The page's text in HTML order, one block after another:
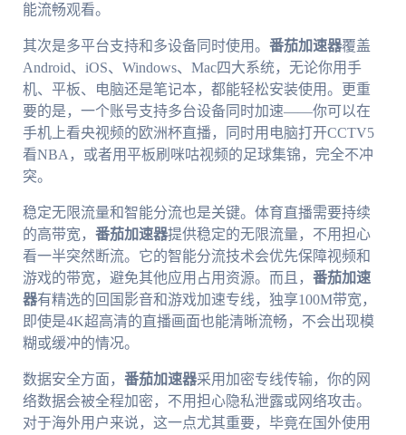
能流畅观看。
其次是多平台支持和多设备同时使用。 番茄加速器覆盖
Android、iOS、Windows、Mac四大系统，无论你用手
机、平板、电脑还是笔记本，都能轻松安装使用。更重
要的是，一个账号支持多台设备同时加速——你可以在
手机上看央视频的欧洲杯直播，同时用电脑打开CCTV5
看NBA，或者用平板刷咪咕视频的足球集锦，完全不冲
突。
稳定无限流量和智能分流也是关键。体育直播需要持续
的高带宽， 番茄加速器提供稳定的无限流量，不用担心
看一半突然断流。它的智能分流技术会优先保障视频和
游戏的带宽，避免其他应用占用资源。而且， 番茄加速
器有精选的回国影音和游戏加速专线，独享100M带宽，
即使是4K超高清的直播画面也能清晰流畅，不会出现模
糊或缓冲的情况。
数据安全方面， 番茄加速器采用加密专线传输，你的网
络数据会被全程加密，不用担心隐私泄露或网络攻击。
对于海外用户来说，这一点尤其重要，毕竟在国外使用